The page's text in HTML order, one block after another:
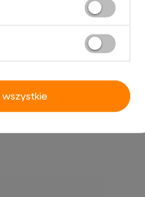
Srebrny Lakierowany